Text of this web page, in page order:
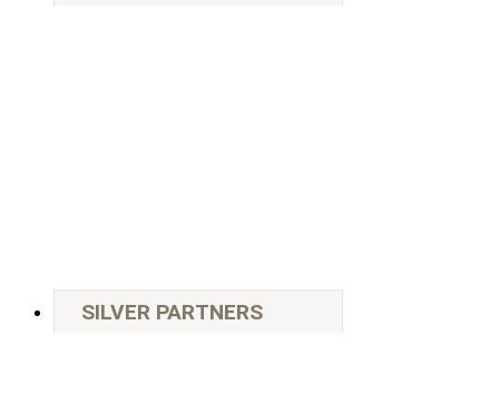
SILVER PARTNERS